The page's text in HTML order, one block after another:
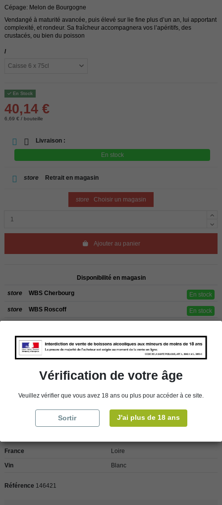
Cépage: Melon de Bourgogne
Vendangé à maturité avancée, puis élevé sur lie fine plus d’un an, lui apportant
complexité, et rondeur. Sa fraîcheur accompagnera vos l’apéritifs, des
crustacés, ou bien du poisson
/
En Stock
40,14 €
6,69 € / bouteille
Livraison :
En stock
store Retrait en magasin
store Choisir un magasin
Ajouter au panier
Disponibilité en magasin
store WBS Cherbourg En stock
store WBS Roscoff En stock
Les commandes sont uniquement livrées en France métropolitaine. Pour les
clients de l’étranger, retrait sur place dans nos magasins de ROSCOFF ou
CHERBOURG.
France Loire
Vin Blanc
Référence 146421
Vérification de votre âge
Veuillez vérifier que vous avez 18 ans ou plus pour accéder à ce site.
Sortir J'ai plus de 18 ans